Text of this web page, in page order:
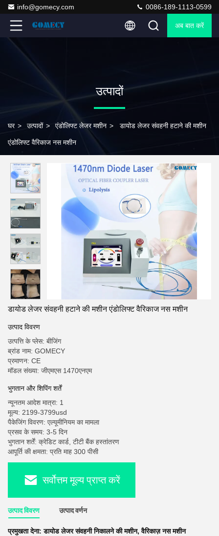
info@gomecy.com 0086-189-1113-0599
अब बात करें
उत्पादों
घर > उत्पादों > एंडोलिफ्ट लेजर मशीन > डायोड लेजर संवहनी हटाने की मशीन
एंडोलिफ्ट वैरिकाज नस मशीन
डायोड लेजर संवहनी हटाने की मशीन एंडोलिफ्ट वैरिकाज नस मशीन
उत्पाद विवरण
उत्पत्ति के प्लेस: बीजिंग
ब्रांड नाम: GOMECY
प्रमाणन: CE
मॉडल संख्या: जीएमएस 1470एनएम
भुगतान और शिपिंग शर्तें
न्यूनतम आदेश मात्रा: 1
मूल्य: 2199-3799usd
पैकेजिंग विवरण: एल्यूमीनियम का मामला
प्रसव के समय: 3-5 दिन
भुगतान शर्तें: क्रेडिट कार्ड, टीटी बैंक हस्तांतरण
आपूर्ति की क्षमता: प्रति माह 300 पीसी
सर्वोत्तम मूल्य प्राप्त करें
उत्पाद विवरण उत्पाद वर्णन
प्रमुखता देना:डायोड लेजर संवहनी निकालने की मशीन,वैरिकाज़ नस मशीन